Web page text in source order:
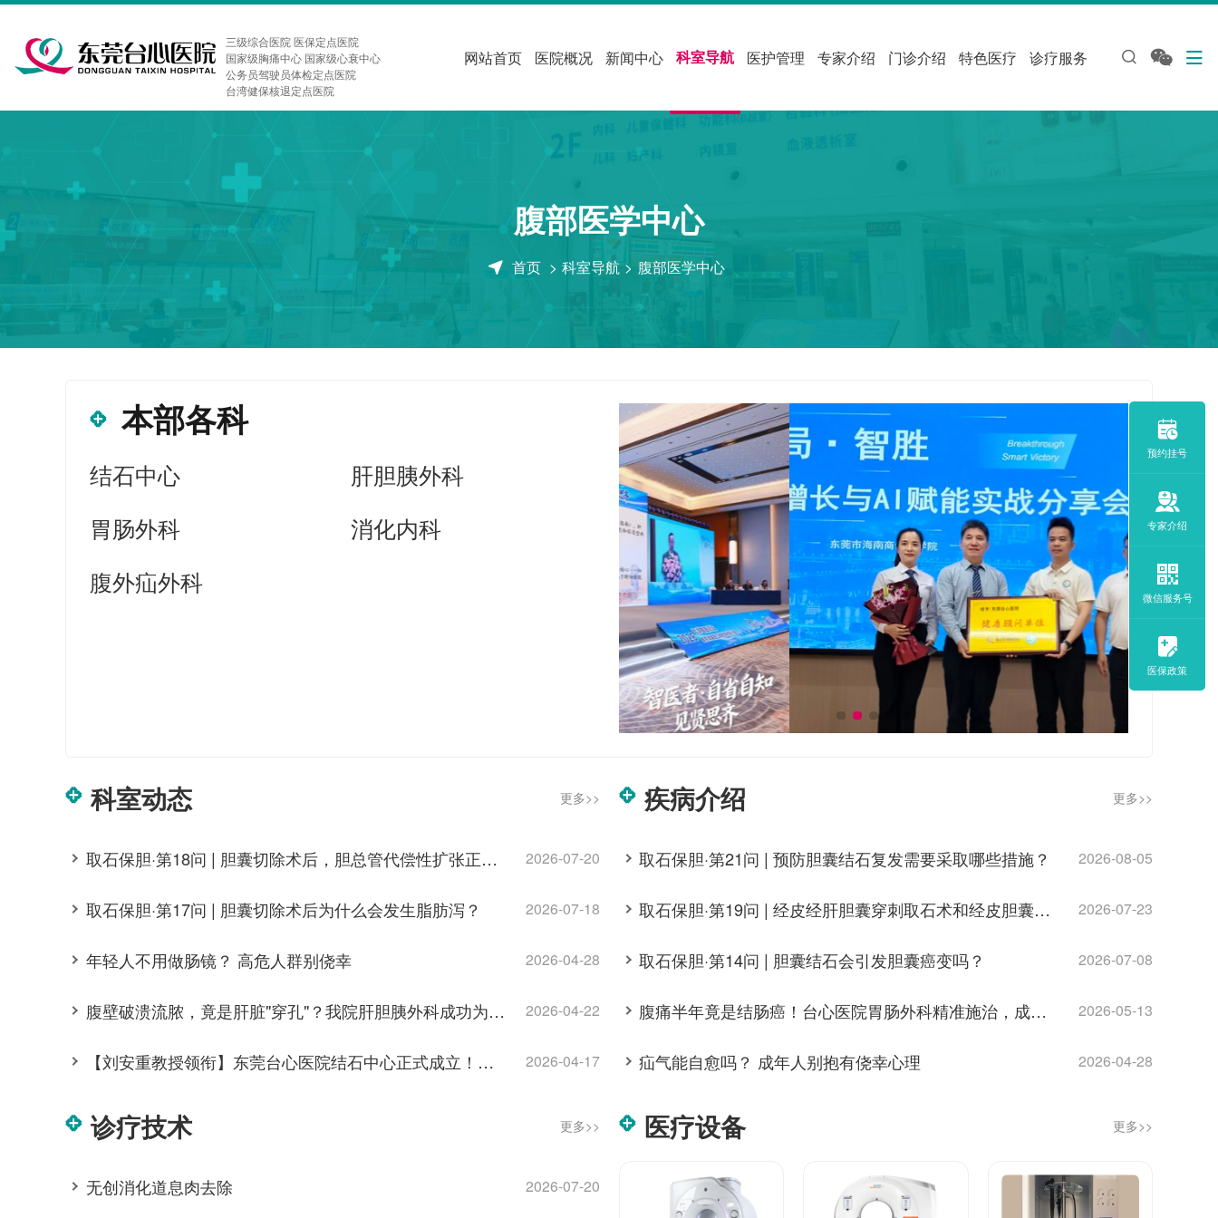
三级综合医院 医保定点医院
国家级胸痛中心 国家级心衰中心
公务员驾驶员体检定点医院
台湾健保核退定点医院
网站首页 医院概况 新闻中心 科室导航 医护管理 专家介绍 门诊介绍 特色医疗 诊疗服务
腹部医学中心
首页 > 科室导航 > 腹部医学中心
本部各科
结石中心
肝胆胰外科
胃肠外科
消化内科
腹外疝外科
更多>>
科室动态
2026-07-20
取石保胆·第18问 | 胆囊切除术后，胆总管代偿性扩张正常吗？有何隐患
2026-07-18
取石保胆·第17问 | 胆囊切除术后为什么会发生脂肪泻？
2026-04-28
年轻人不用做肠镜？ 高危人群别侥幸
2026-04-22
腹壁破溃流脓，竟是肝脏"穿孔"？我院肝胆胰外科成功为高危患者实施左半肝切除术
2026-04-17
【刘安重教授领衔】东莞台心医院结石中心正式成立！打造肝胆泌尿结石一体化诊疗新高地
更多>>
疾病介绍
2026-08-05
取石保胆·第21问 | 预防胆囊结石复发需要采取哪些措施？
2026-07-23
取石保胆·第19问 | 经皮经肝胆囊穿刺取石术和经皮胆囊穿刺取石术有何不同？
2026-07-08
取石保胆·第14问 | 胆囊结石会引发胆囊癌变吗？
2026-05-13
腹痛半年竟是结肠癌！台心医院胃肠外科精准施治，成功实施右半结肠扩大根治术
2026-04-28
疝气能自愈吗？ 成年人别抱有侥幸心理
更多>>
诊疗技术
2026-07-20
无创消化道息肉去除
更多>>
医疗设备
预约挂号
专家介绍
微信服务号
医保政策